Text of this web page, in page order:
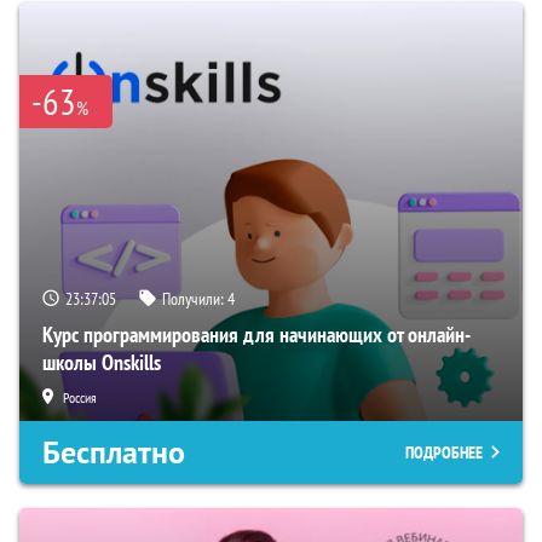
-63%
23:37:04 Получили:4
Курс программирования для начинающих от онлайн-
школы Onskills
Россия
Бесплатно ПОДРОБНЕЕ